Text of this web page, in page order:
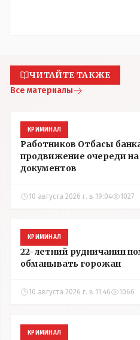
ЧИТАЙТЕ ТАКЖЕ
Все материалы
КРИМИНАЛ
Работников Отбасы
продвижение очереди
документов
10 августа 2026 г. в 19:04 1027
КРИМИНАЛ
22-летний рудничанин
обманывать горожан
10 августа 2026 г. в 11:46 1066
КРИМИНАЛ